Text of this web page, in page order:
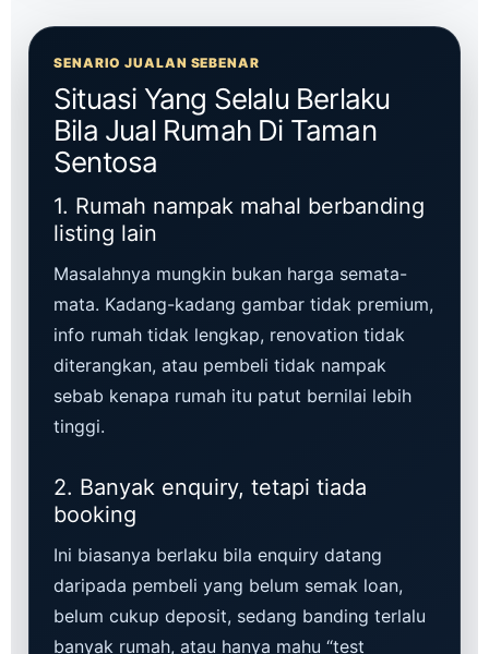
SENARIO JUALAN SEBENAR
Situasi Yang Selalu Berlaku
Bila Jual Rumah Di Taman
Sentosa
1. Rumah nampak mahal berbanding
listing lain
Masalahnya mungkin bukan harga semata-
mata. Kadang-kadang gambar tidak premium,
info rumah tidak lengkap, renovation tidak
diterangkan, atau pembeli tidak nampak
sebab kenapa rumah itu patut bernilai lebih
tinggi.
2. Banyak enquiry, tetapi tiada
booking
Ini biasanya berlaku bila enquiry datang
daripada pembeli yang belum semak loan,
belum cukup deposit, sedang banding terlalu
banyak rumah, atau hanya mahu “test